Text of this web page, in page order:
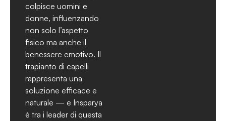
colpisce uomini e
donne, influenzando
non solo l’aspetto
fisico ma anche il
benessere emotivo. Il
trapianto di capelli
rappresenta una
soluzione efficace e
naturale — e Insparya
è tra i leader di questa